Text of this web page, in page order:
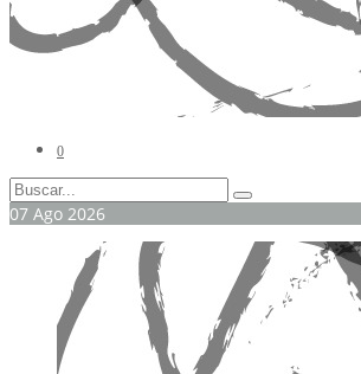
0
07 Ago 2026